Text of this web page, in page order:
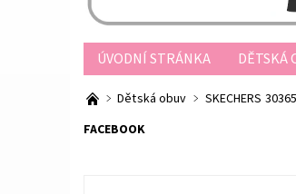
ÚVODNÍ STRÁNKA DĚTSKÁ
PRODEJNY
OBCHODNÍ
REKLAMAČNÍ ŘÁD
Dětská obuv SKECHERS
FACEBOOK